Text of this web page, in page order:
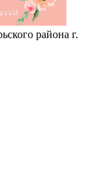
района г.